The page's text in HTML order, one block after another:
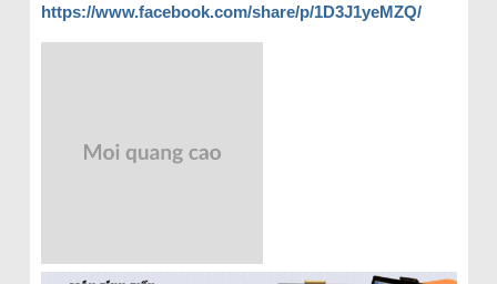
https://www.facebook.com/share/p/1D3J1yeMZQ/